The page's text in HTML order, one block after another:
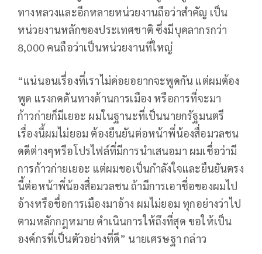
ทางหลวงและอีกหลายหน่วยงานถือว่าสำคัญ เป็น
หน่วยงานหลักของประเทศชาติ ซึ่งมีบุคลากรกว่า
8,000 คนถือว่าเป็นหน่วยงานที่ใหญ่
“แน่นอนเรื่องที่เราไม่ค่อยอยากจะพูดกัน แต่ผมต้อง
พูด แรงกดดันทางด้านการเมือง หรือการที่จะมา
ก้าวก่ายก็มีเยอะ ผมในฐานะที่เป็นนายกรัฐมนตรี
เรื่องนี้ผมไม่ยอม ต้องยืนยันต่อหน้าพี่น้องสื่อมวลชน
ดดีต่างๆหรือโปรไฟล์ที่มีการนำเสนอมา ผมเชื่อว่ามี
การก้าวก่ายเยอะ แต่ผมขอเป็นกำลังใจและยืนยันตรง
นี้ต่อหน้าพี่น้องสื่อมวลชน ถ้ามีการเอาชื่อของผมไป
อ้างหรือชื่อการเมืองมาอ้าง ผมไม่ยอม ทุกอย่างว่าไป
ตามหลักกฎหมาย ดำเนินการให้ถึงที่สุด ขอให้เป็น
องค์กรที่เป็นตัวอย่างที่ดี” นายเศรษฐา กล่าว